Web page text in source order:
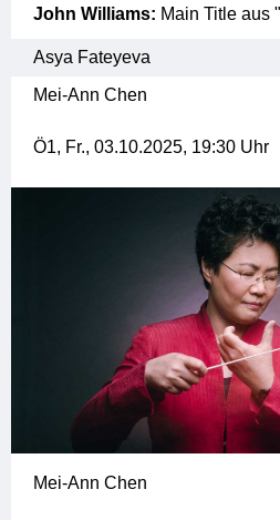
John Williams: Main Title aus
Asya Fateyeva
Mei-Ann Chen
Ö1, Fr., 03.10.2025, 19:30 Uhr
Mei-Ann Chen